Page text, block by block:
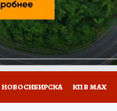
КП В МАХ